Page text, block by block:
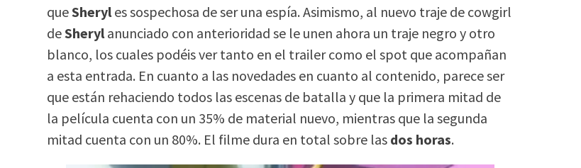
queSheryl es sospechosa de ser una espía. Asimismo, al nuevo traje de cowgirl
deSheryl anunciado con anterioridad se le unen ahora un traje negro y otro
blanco, los cuales podéis ver tanto en el trailer como el spot que acompañan
a esta entrada. En cuanto a las novedades en cuanto al contenido, parece ser
que están rehaciendo todos las escenas de batalla y que la primera mitad de
la película cuenta con un 35% de material nuevo, mientras que la segunda
mitad cuenta con un 80%. El filme dura en total sobre las dos horas.